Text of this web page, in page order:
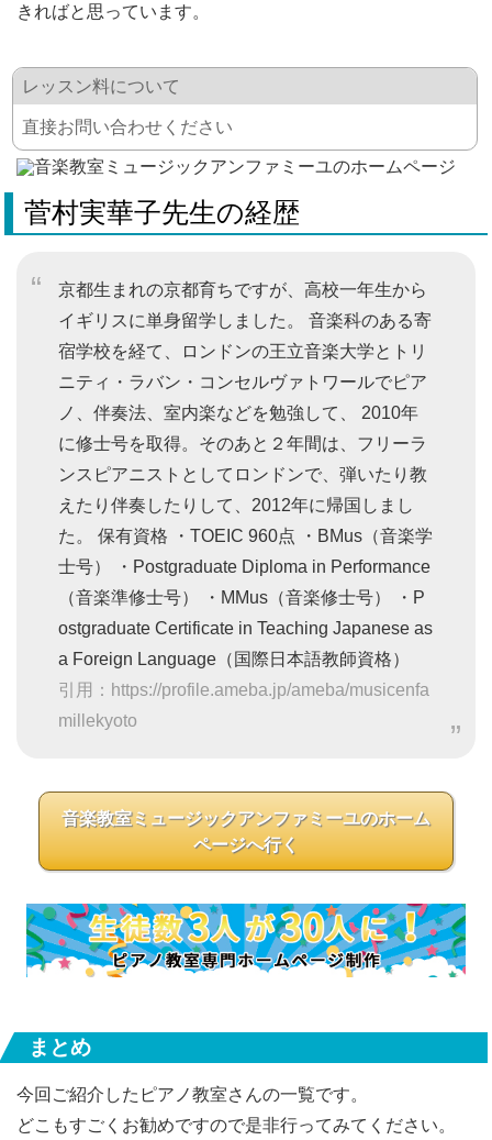
きればと思っています。
レッスン料について
直接お問い合わせください
菅村実華子先生の経歴
京都生まれの京都育ちですが、高校一年生から
イギリスに単身留学しました。 音楽科のある寄
宿学校を経て、ロンドンの王立音楽大学とトリ
ニティ・ラバン・コンセルヴァトワールでピア
ノ、伴奏法、室内楽などを勉強して、 2010年
に修士号を取得。そのあと２年間は、フリーラ
ンスピアニストとしてロンドンで、弾いたり教
えたり伴奏したりして、2012年に帰国しまし
た。 保有資格 ・TOEIC 960点 ・BMus（音楽学
士号） ・Postgraduate Diploma in Performance
（音楽準修士号） ・MMus（音楽修士号） ・P
ostgraduate Certificate in Teaching Japanese as
a Foreign Language（国際日本語教師資格）
引用：https://profile.ameba.jp/ameba/musicenfa
millekyoto
音楽教室ミュージックアンファミーユのホーム
ページへ行く
まとめ
今回ご紹介したピアノ教室さんの一覧です。
どこもすごくお勧めですので是非行ってみてください。